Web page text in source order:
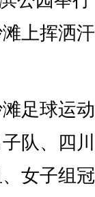
上挥洒
足球运
队、四
女子组